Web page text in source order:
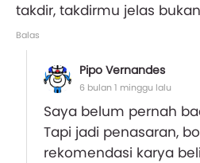
takdir, takdirmu jelas
Balas
Pipo Vernandes
6 bulan 1 minggu lalu
Saya belum pernah
Tapi jadi penasaran,
rekomendasi karya